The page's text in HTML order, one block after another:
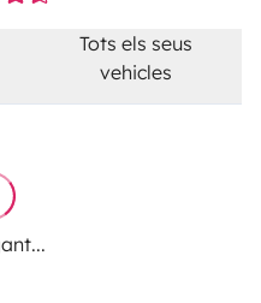
Tots els seus
vehicles